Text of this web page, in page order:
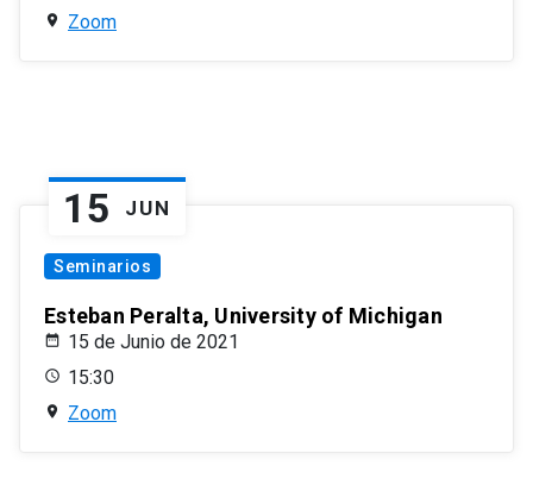
Zoom
15 JUN
Seminarios
Esteban Peralta, University of Michigan
15 de Junio de 2021
15:30
Zoom